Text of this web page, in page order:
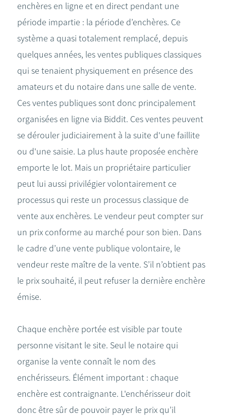
enchères en ligne et en direct pendant une
période impartie : la période d’enchères. Ce
système a quasi totalement remplacé, depuis
quelques années, les ventes publiques classiques
qui se tenaient physiquement en présence des
amateurs et du notaire dans une salle de vente.
Ces ventes publiques sont donc principalement
organisées en ligne via Biddit. Ces ventes peuvent
se dérouler judiciairement à la suite d'une faillite
ou d'une saisie. La plus haute proposée enchère
emporte le lot. Mais un propriétaire particulier
peut lui aussi privilégier volontairement ce
processus qui reste un processus classique de
vente aux enchères. Le vendeur peut compter sur
un prix conforme au marché pour son bien. Dans
le cadre d’une vente publique volontaire, le
vendeur reste maître de la vente. S’il n’obtient pas
le prix souhaité, il peut refuser la dernière enchère
émise.
Chaque enchère portée est visible par toute
personne visitant le site. Seul le notaire qui
organise la vente connaît le nom des
enchérisseurs. Élément important : chaque
enchère est contraignante. L'enchérisseur doit
donc être sûr de pouvoir payer le prix qu’il